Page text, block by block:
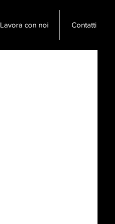
Lavora con noi Contatti